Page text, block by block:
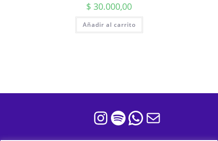
$ 30.000,00
Añadir al carrito